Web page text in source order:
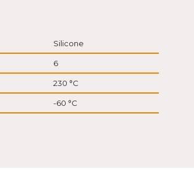
Silicone
6
230 °C
-60 °C